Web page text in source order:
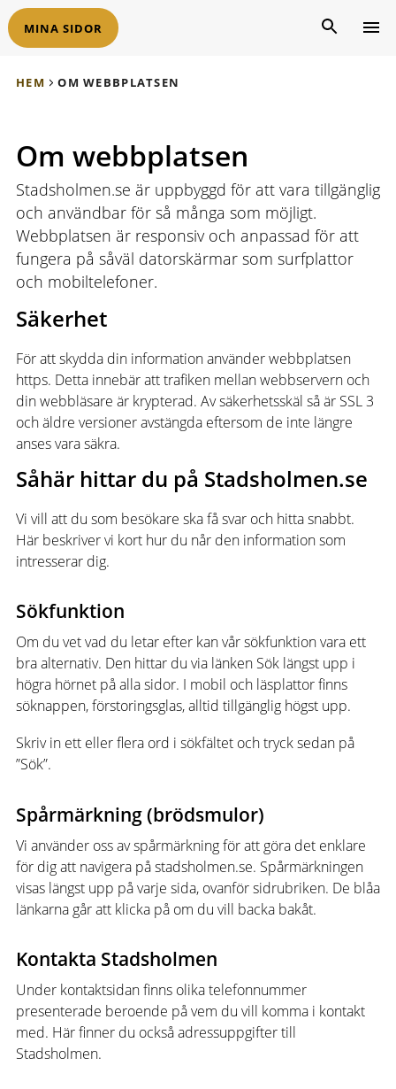
MINA SIDOR
HEM OM WEBBPLATSEN
Om webbplatsen
Stadsholmen.se är uppbyggd för att vara tillgänglig
och användbar för så många som möjligt.
Webbplatsen är responsiv och anpassad för att
fungera på såväl datorskärmar som surfplattor
och mobiltelefoner.
Säkerhet
För att skydda din information använder webbplatsen
https. Detta innebär att trafiken mellan webbservern och
din webbläsare är krypterad. Av säkerhetsskäl så är SSL 3
och äldre versioner avstängda eftersom de inte längre
anses vara säkra.
Såhär hittar du på Stadsholmen.se
Vi vill att du som besökare ska få svar och hitta snabbt.
Här beskriver vi kort hur du når den information som
intresserar dig.
Sökfunktion
Om du vet vad du letar efter kan vår sökfunktion vara ett
bra alternativ. Den hittar du via länken Sök längst upp i
högra hörnet på alla sidor. I mobil och läsplattor finns
söknappen, förstoringsglas, alltid tillgänglig högst upp.
Skriv in ett eller flera ord i sökfältet och tryck sedan på
”Sök”.
Spårmärkning (brödsmulor)
Vi använder oss av spårmärkning för att göra det enklare
för dig att navigera på stadsholmen.se. Spårmärkningen
visas längst upp på varje sida, ovanför sidrubriken. De blåa
länkarna går att klicka på om du vill backa bakåt.
Kontakta Stadsholmen
Under kontaktsidan finns olika telefonnummer
presenterade beroende på vem du vill komma i kontakt
med. Här finner du också adressuppgifter till
Stadsholmen.